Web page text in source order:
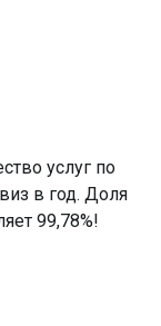
услуг по
в год. Доля
99,78%!